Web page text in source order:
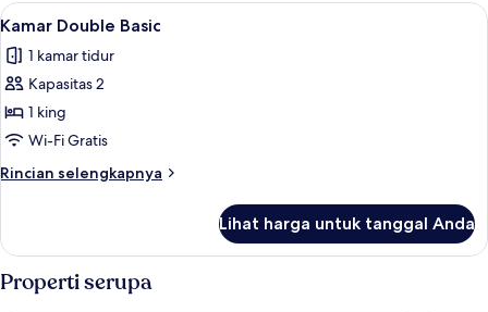
Lihat
semua
foto
untuk
Kamar
Double
Basic
Kamar Double Basic | Meja kerja, Wi-
3
Kamar Double Basic
1 kamar tidur
Kapasitas 2
1 king
Wi-Fi Gratis
Rincian selengkapnya
Rincian
Kamar
Double
Basic
Lihat harga untuk tanggal Anda
Properti serupa